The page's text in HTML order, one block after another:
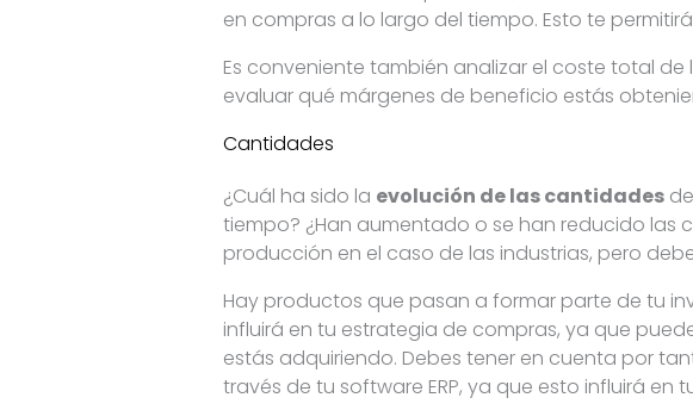
en compras a lo largo del tiempo. Esto te
Es conveniente también analizar el coste total
evaluar qué márgenes de beneficio estás
Cantidades
¿Cuál ha sido la evolución de las cantidades
tiempo? ¿Han aumentado o se han reducido
producción en el caso de las industrias, pero
Hay productos que pasan a formar parte de tu
influirá en tu estrategia de compras, ya que
estás adquiriendo. Debes tener en cuenta por
través de tu software ERP, ya que esto influirá en